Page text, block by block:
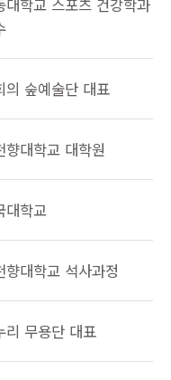
대학교 스포츠 건강학과
의 숲예술단 대표
향대학교 대학원
대학교
향대학교 석사과정
리 무용단 대표